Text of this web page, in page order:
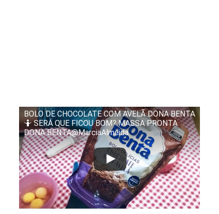
BOLO DE CHOCOLATE COM AVELÃ DONA BENTA
🤷 SERÁ QUE FICOU BOM? MASSA PRONTA
DONA BENTA@MarciaAlmeida